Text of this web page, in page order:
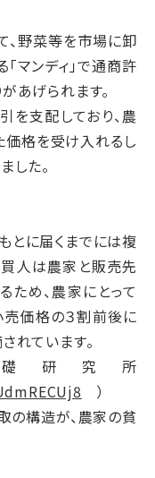
、野菜等を市場に卸
マンディ」で通商許
あげられます。
支配しており、農
格を受け入れるし
した。
とに届くまでには複
人は農家と販売先
め、農家にとって
価格の３割前後に
れています。
研究所
）
の構造が、農家の貧